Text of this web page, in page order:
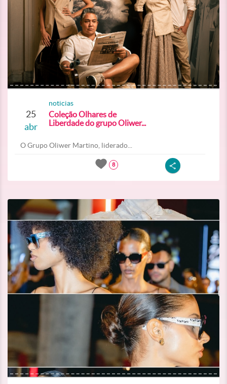
25
abr
noticias
Coleção Olhares de
Liberdade do grupo Oliwer...
O Grupo Oliwer Martino, liderado...
8